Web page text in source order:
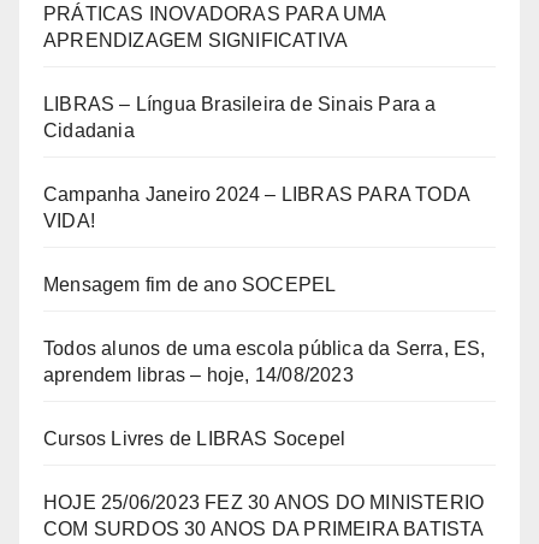
PRÁTICAS INOVADORAS PARA UMA
APRENDIZAGEM SIGNIFICATIVA
LIBRAS – Língua Brasileira de Sinais Para a
Cidadania
Campanha Janeiro 2024 – LIBRAS PARA TODA
VIDA!
Mensagem fim de ano SOCEPEL
Todos alunos de uma escola pública da Serra, ES,
aprendem libras – hoje, 14/08/2023
Cursos Livres de LIBRAS Socepel
HOJE 25/06/2023 FEZ 30 ANOS DO MINISTERIO
COM SURDOS 30 ANOS DA PRIMEIRA BATISTA